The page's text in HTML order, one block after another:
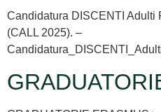
Candidatura DISCENTI Adulti
(CALL 2025). –